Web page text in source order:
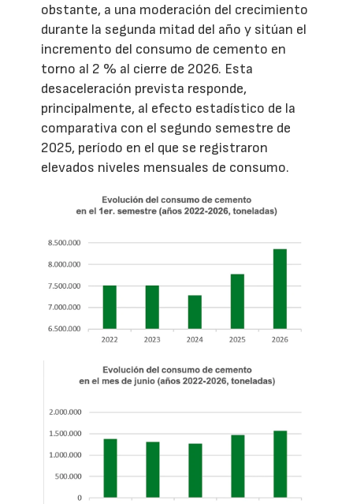
obstante, a una moderación del crecimiento
durante la segunda mitad del año y sitúan el
incremento del consumo de cemento en
torno al 2 % al cierre de 2026. Esta
desaceleración prevista responde,
principalmente, al efecto estadístico de la
comparativa con el segundo semestre de
2025, período en el que se registraron
elevados niveles mensuales de consumo.